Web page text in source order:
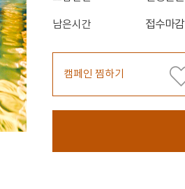
남은시간 접수마감
캠페인 찜하기